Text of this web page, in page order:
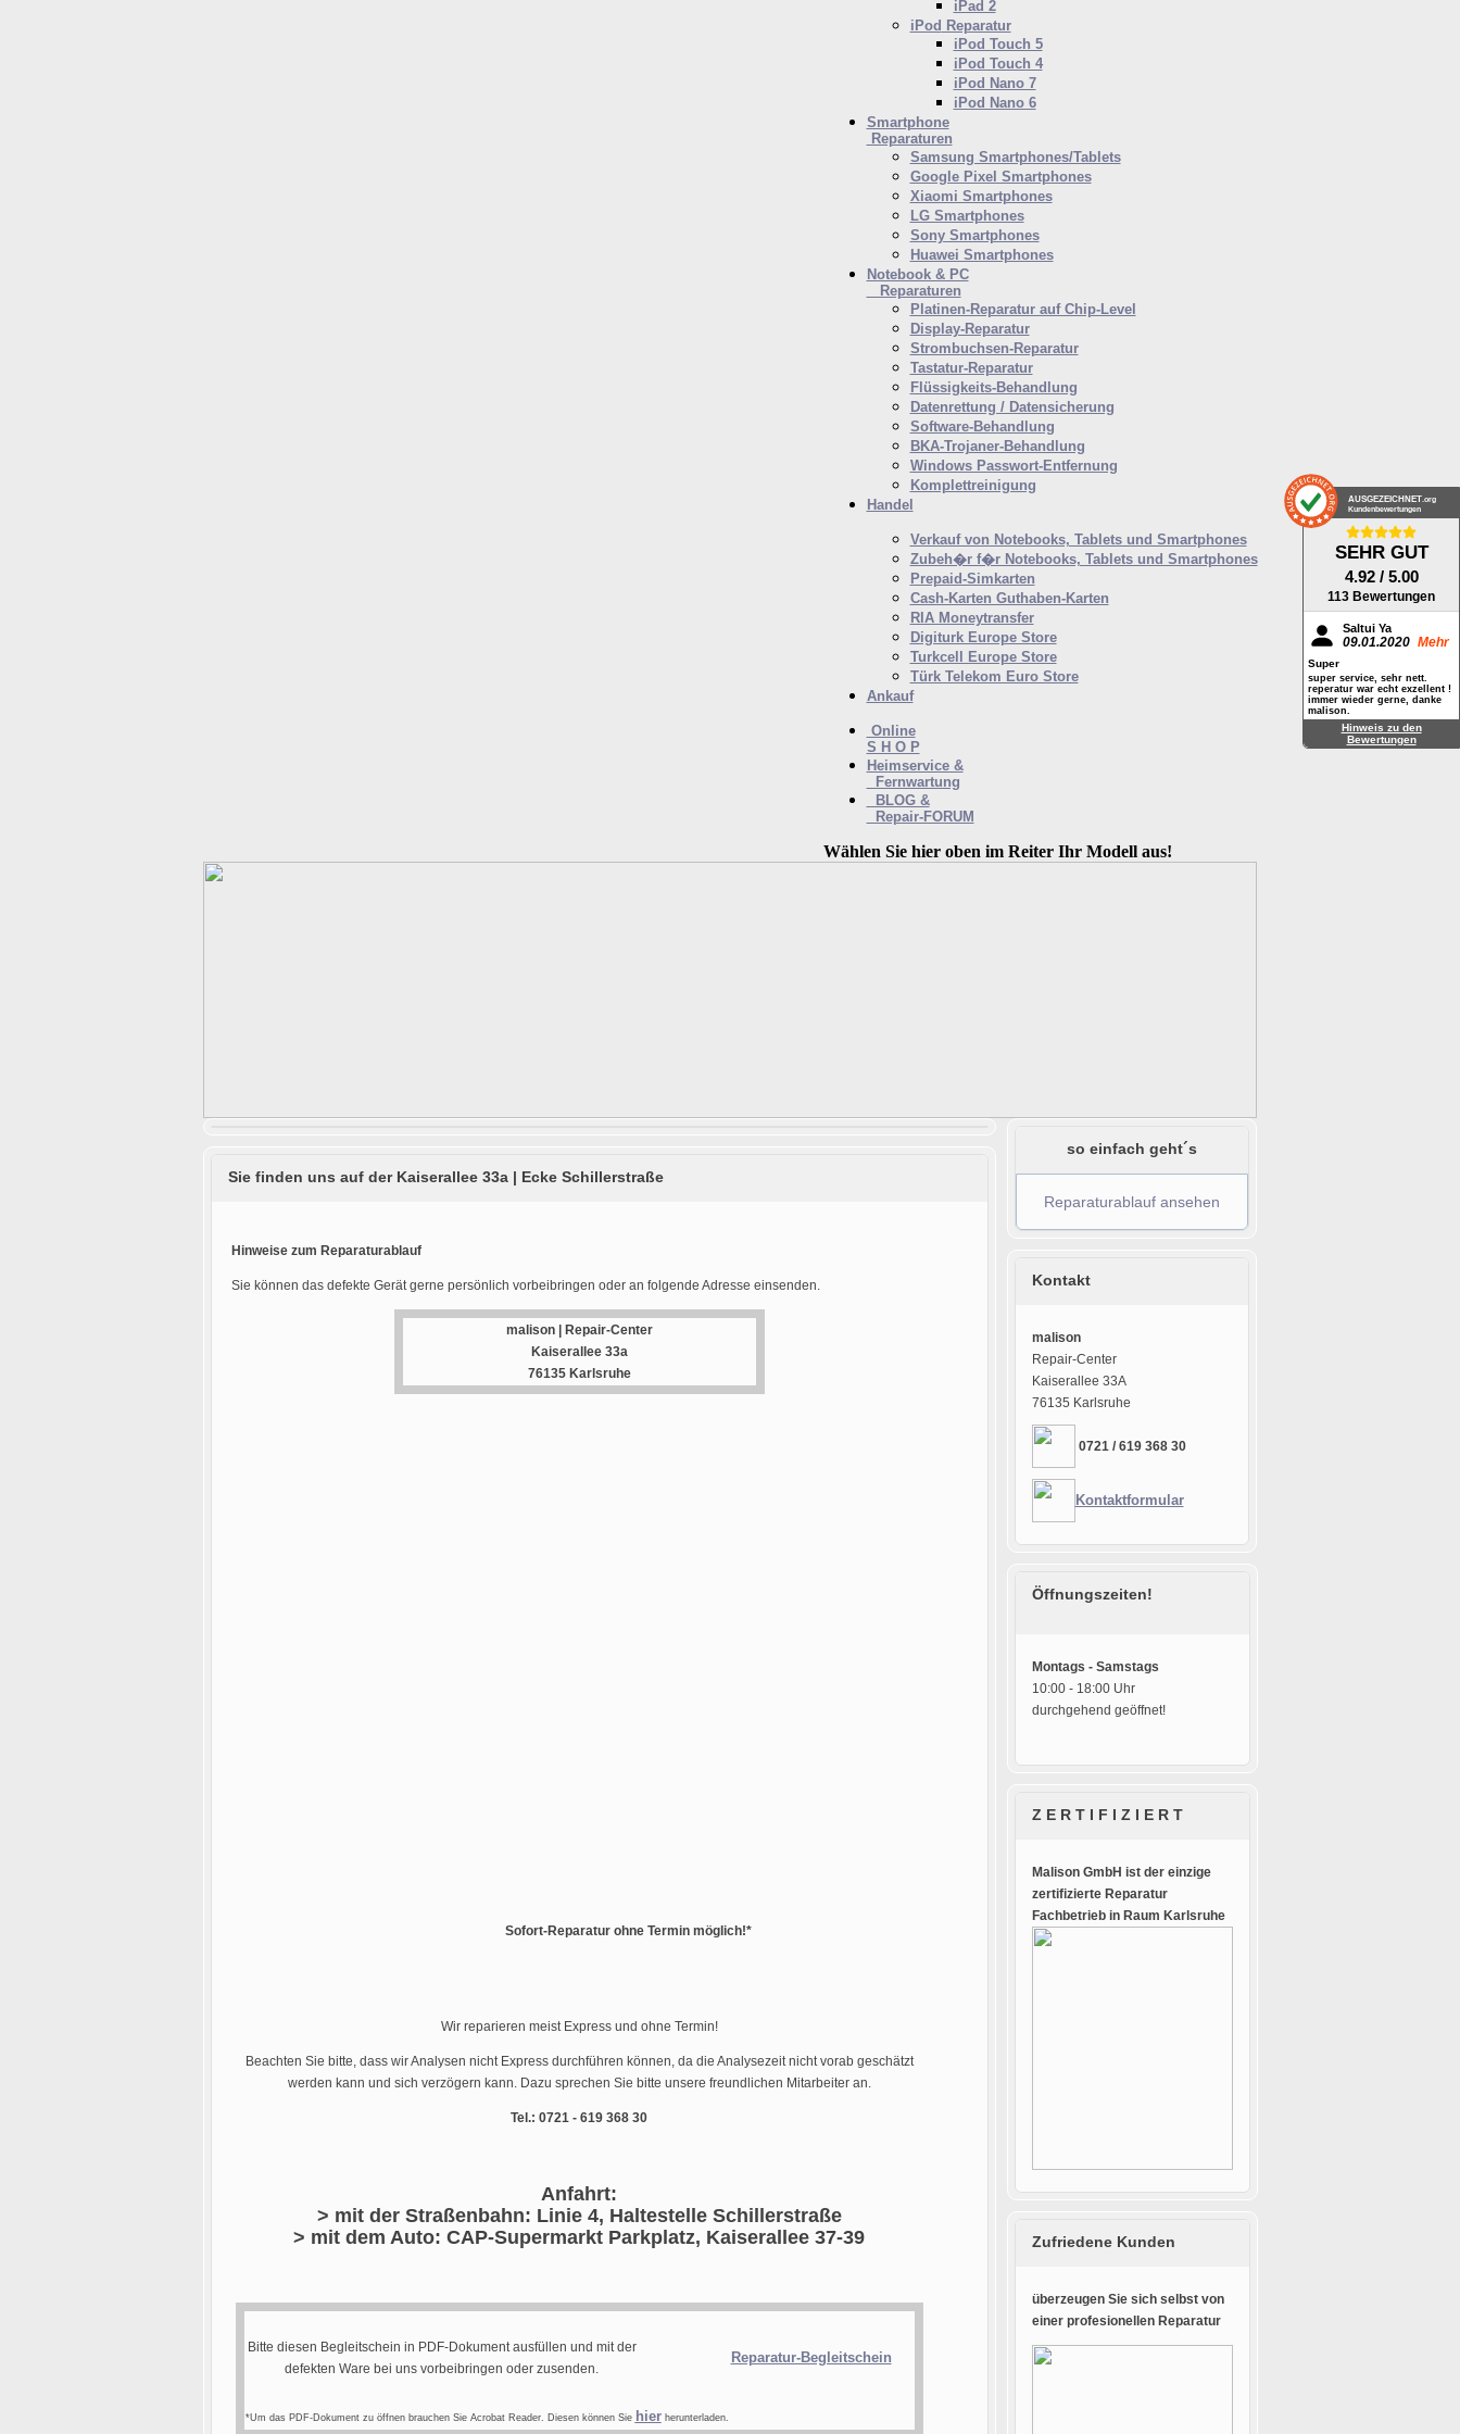
iPad 2
iPod Reparatur
iPod Touch 5
iPod Touch 4
iPod Nano 7
iPod Nano 6
Smartphone
Reparaturen
Samsung Smartphones/Tablets
Google Pixel Smartphones
Xiaomi Smartphones
LG Smartphones
Sony Smartphones
Huawei Smartphones
Notebook & PC
Reparaturen
Platinen-Reparatur auf Chip-Level
Display-Reparatur
Strombuchsen-Reparatur
Tastatur-Reparatur
Flüssigkeits-Behandlung
Datenrettung / Datensicherung
Software-Behandlung
BKA-Trojaner-Behandlung
Windows Passwort-Entfernung
Komplettreinigung
Handel
Verkauf von Notebooks, Tablets und Smartphones
Zubeh�r f�r Notebooks, Tablets und Smartphones
Prepaid-Simkarten
Cash-Karten Guthaben-Karten
RIA Moneytransfer
Digiturk Europe Store
Turkcell Europe Store
Türk Telekom Euro Store
Ankauf
Online
S H O P
Heimservice &
Fernwartung
BLOG &
Repair-FORUM
Wählen Sie hier oben im Reiter Ihr Modell aus!
Sie finden uns auf der Kaiserallee 33a | Ecke Schillerstraße
Hinweise zum Reparaturablauf
Sie können das defekte Gerät gerne persönlich vorbeibringen oder an folgende Adresse einsenden.
malison | Repair-Center
Kaiserallee 33a
76135 Karlsruhe
Sofort-Reparatur ohne Termin möglich!*
Wir reparieren meist Express und ohne Termin!
Beachten Sie bitte, dass wir Analysen nicht Express durchführen können, da die Analysezeit nicht vorab geschätzt
werden kann und sich verzögern kann. Dazu sprechen Sie bitte unsere freundlichen Mitarbeiter an.
Tel.: 0721 - 619 368 30
Anfahrt:
> mit der Straßenbahn: Linie 4, Haltestelle Schillerstraße
> mit dem Auto: CAP-Supermarkt Parkplatz, Kaiserallee 37-39
Bitte diesen Begleitschein in PDF-Dokument ausfüllen und mit der
defekten Ware bei uns vorbeibringen oder zusenden.
Reparatur-Begleitschein
*Um das PDF-Dokument zu öffnen brauchen Sie Acrobat Reader. Diesen können Sie hierherunterladen.
so einfach geht´s
Reparaturablauf ansehen
Kontakt
malison
Repair-Center
Kaiserallee 33A
76135 Karlsruhe
0721 / 619 368 30
Kontaktformular
Öffnungszeiten!
Montags - Samstags
10:00 - 18:00 Uhr
durchgehend geöffnet!
Z E R T I F I Z I E R T
Malison GmbH ist der einzige
zertifizierte Reparatur
Fachbetrieb in Raum Karlsruhe
Zufriedene Kunden
überzeugen Sie sich selbst von
einer profesionellen Reparatur
AUSGEZEICHNET .org
Kundenbewertungen
SEHR GUT
4.92 / 5.00
113 Bewertungen
Saltui Ya
09.01.2020 Mehr
Super
super service, sehr nett.
reperatur war echt exzellent !
immer wieder gerne, danke
malison.
Hinweis zu den
Bewertungen